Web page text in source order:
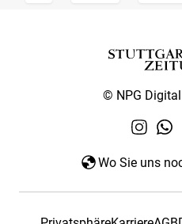
© NPG
Wo Sie uns